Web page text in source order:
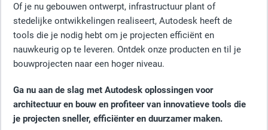
Of je nu gebouwen ontwerpt, infrastructuur plant of
stedelijke ontwikkelingen realiseert, Autodesk heeft de
tools die je nodig hebt om je projecten efficiënt en
nauwkeurig op te leveren. Ontdek onze producten en til je
bouwprojecten naar een hoger niveau.
Ga nu aan de slag met Autodesk oplossingen voor
architectuur en bouw en profiteer van innovatieve tools die
je projecten sneller, efficiënter en duurzamer maken.